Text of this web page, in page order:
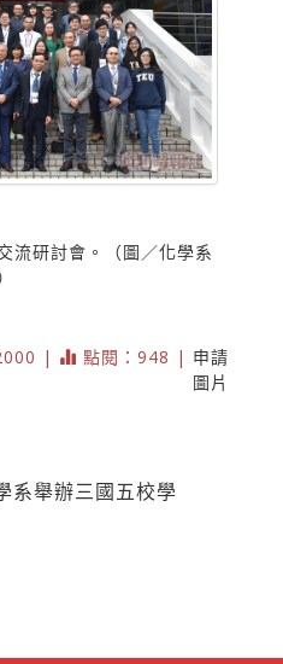
流研討會。（圖／化學系
| 點閱：948 | 申請
圖片
系舉辦三國五校學